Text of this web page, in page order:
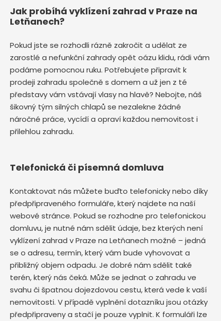
Jak probíhá vyklízení zahrad v Praze na
Letňanech?
Pokud jste se rozhodli rázně zakročit a udělat ze
zarostlé a nefunkční zahrady opět oázu klidu, rádi vám
podáme pomocnou ruku. Potřebujete připravit k
prodeji zahradu společně s domem a už jen z té
představy vám vstávají vlasy na hlavě? Nebojte, náš
šikovný tým silných chlapů se nezalekne žádné
náročné práce, vycídí a opraví každou nemovitost i
přilehlou zahradu.
Telefonická či písemná domluva
Kontaktovat nás můžete buďto telefonicky nebo díky
předpřipraveného formuláře, který najdete na naší
webové stránce. Pokud se rozhodne pro telefonickou
domluvu, je nutné nám sdělit údaje, bez kterých není
vyklízení zahrad v Praze na Letňanech možné – jedná
se o adresu, termín, který vám bude vyhovovat a
přibližný objem odpadu. Je dobré nám sdělit také
terén, který nás čeká. Může se jednat o zahradu ve
svahu či špatnou dojezdovou cestu, která vede k vaší
nemovitosti. V případě vyplnění dotazníku jsou otázky
předpřipraveny a stačí je pouze vyplnit. K formuláři lze